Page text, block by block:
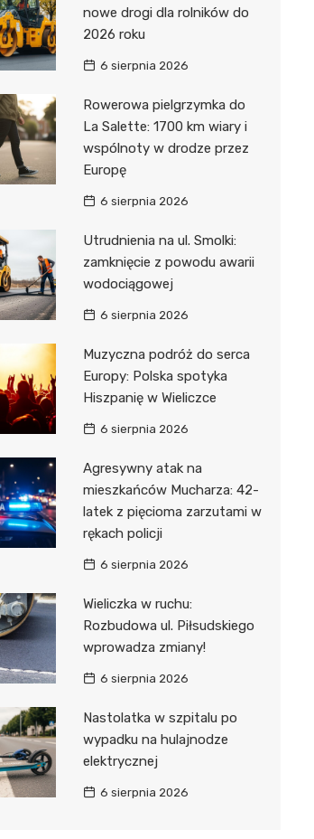
nowe drogi dla rolników do
2026 roku
6 sierpnia 2026
Rowerowa pielgrzymka do
La Salette: 1700 km wiary i
wspólnoty w drodze przez
Europę
6 sierpnia 2026
Utrudnienia na ul. Smolki:
zamknięcie z powodu awarii
wodociągowej
6 sierpnia 2026
Muzyczna podróż do serca
Europy: Polska spotyka
Hiszpanię w Wieliczce
6 sierpnia 2026
Agresywny atak na
mieszkańców Mucharza: 42-
latek z pięcioma zarzutami w
rękach policji
6 sierpnia 2026
Wieliczka w ruchu:
Rozbudowa ul. Piłsudskiego
wprowadza zmiany!
6 sierpnia 2026
Nastolatka w szpitalu po
wypadku na hulajnodze
elektrycznej
6 sierpnia 2026